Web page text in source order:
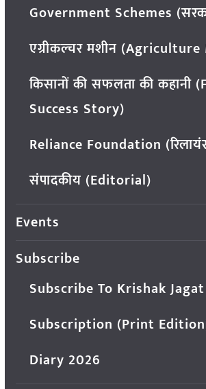
Government Schemes
एग्रीकल्चर मशीन
किसानों की सफलता की कहानी
Success Story)
Reliance Foundation
संपादकीय (Editorial)
Events
Subscribe
Subscribe To Krishak
Subscription (Print
Diary 2026